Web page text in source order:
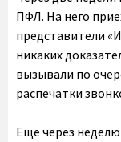
ПФЛ. На него
представители
никаких
вызывали по
распечатки
Еще через